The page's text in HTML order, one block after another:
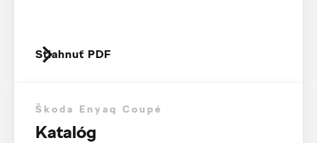
Stiahnuť PDF
Škoda Enyaq Coupé
Katalóg